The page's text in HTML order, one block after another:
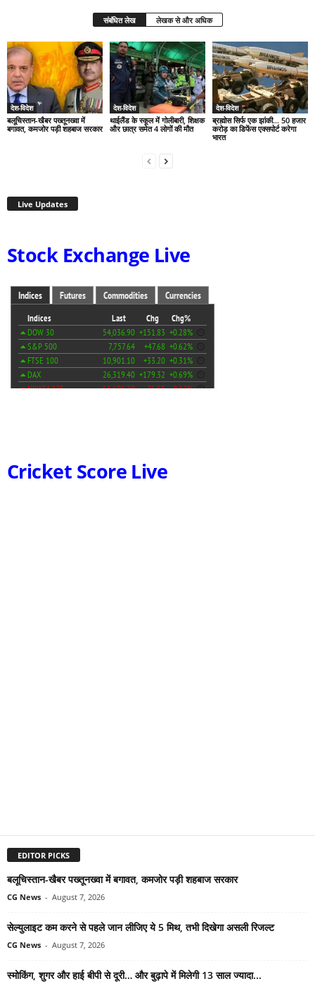
संबंधित लेख लेखक से और अधिक
देश-विदेश
बलूचिस्तान-खैबर पख्तूनख्वा में
बगावत, कमजोर पड़ी शहबाज सरकार
देश-विदेश
थाईलैंड के स्कूल में गोलीबारी, शिक्षक
और छात्र समेत 4 लोगों की मौत
देश-विदेश
ब्रह्मोस सिर्फ एक झांकी… 50 हजार
करोड़ का डिफेंस एक्सपोर्ट करेगा
भारत
Live Updates
Stock Exchange Live
Cricket Score Live
EDITOR PICKS
बलूचिस्तान-खैबर पख्तूनख्वा में बगावत, कमजोर पड़ी शहबाज सरकार
CG News - August 7, 2026
सेल्युलाइट कम करने से पहले जान लीजिए ये 5 मिथ, तभी दिखेगा असली रिजल्ट
CG News - August 7, 2026
स्मोकिंग, शुगर और हाई बीपी से दूरी… और बुढ़ापे में मिलेगी 13 साल ज्यादा...